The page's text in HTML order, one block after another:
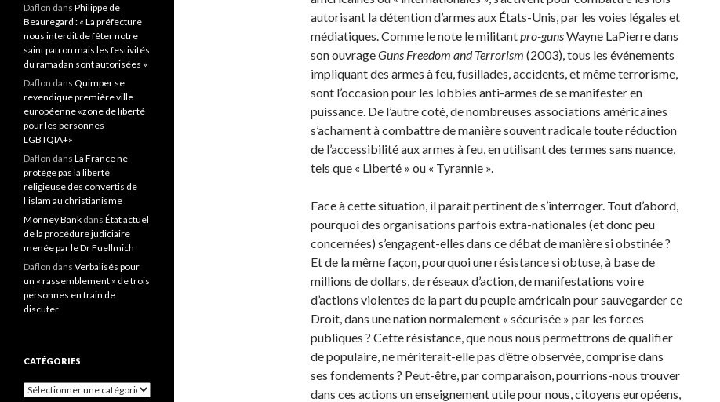
autorisant la détention d’armes aux États-Unis, par les voies légales et
médiatiques. Comme le note le militantpro-gunsWayne LaPierre dans
son ouvrageGuns Freedom and Terrorism (2003), tous les événements
impliquant des armes à feu, fusillades, accidents, et même terrorisme,
sont l’occasion pour les lobbies anti-armes de se manifester en
puissance. De l’autre coté, de nombreuses associations américaines
s’acharnent à combattre de manière souvent radicale toute réduction
de l’accessibilité aux armes à feu, en utilisant des termes sans nuance,
tels que « Liberté » ou « Tyrannie ».
Face à cette situation, il parait pertinent de s’interroger. Tout d’abord,
pourquoi des organisations parfois extra-nationales (et donc peu
concernées) s’engagent-elles dans ce débat de manière si obstinée ?
Et de la même façon, pourquoi une résistance si obtuse, à base de
millions de dollars, de réseaux d’action, de manifestations voire
d’actions violentes de la part du peuple américain pour sauvegarder ce
Droit, dans une nation normalement « sécurisée » par les forces
publiques ? Cette résistance, que nous nous permettrons de qualifier
de populaire, ne mériterait-elle pas d’être observée, comprise dans
ses fondements ? Peut-être, par comparaison, pourrions-nous trouver
dans ces actions un enseignement utile pour nous, citoyens européens,
Daflon dans Philippe de
Beauregard : « La préfecture
nous interdit de fêter notre
saint patron mais les festivités
du ramadan sont autorisées »
Daflon dans Quimper se
revendique première ville
européenne «zone de liberté
pour les personnes
LGBTQIA+»
Daflon dans La France ne
protège pas la liberté
religieuse des convertis de
l’islam au christianisme
Monney Bank dans État actuel
de la procédure judiciaire
menée par le Dr Fuellmich
Daflon dans Verbalisés pour
un « rassemblement » de trois
personnes en train de
discuter
CATÉGORIES
Catégories